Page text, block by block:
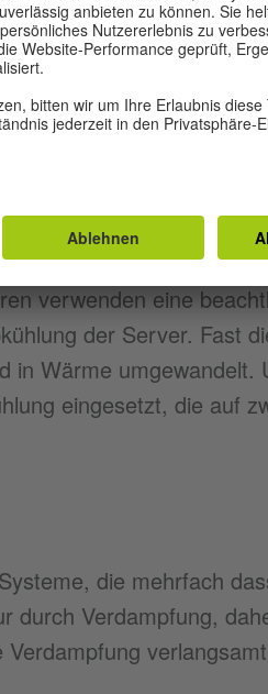
von GPT-4 ist die
vermutlich beachtlich
verwenden das
verwenden eine
der Server. Fast
in Wärme umgewandelt.
eingesetzt, die auf
die mehrfach
durch Verdampfung,